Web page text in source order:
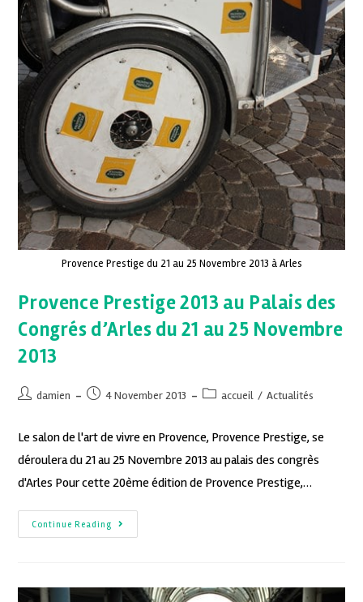
Provence Prestige du 21 au 25 Novembre 2013 à Arles
Provence Prestige 2013 au Palais des
Congrés d’Arles du 21 au 25 Novembre
2013
damien 4 November 2013 accueil / Actualités
Le salon de l'art de vivre en Provence, Provence Prestige, se
déroulera du 21 au 25 Novembre 2013 au palais des congrès
d'Arles Pour cette 20ème édition de Provence Prestige,…
Continue Reading